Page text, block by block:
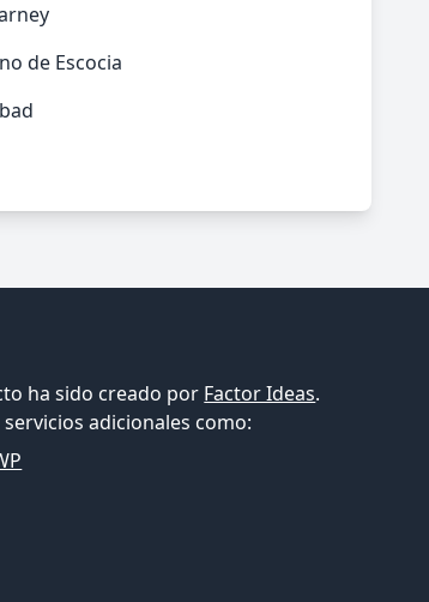
de Escocia
ha sido creado por Factor Ideas.
adicionales como: